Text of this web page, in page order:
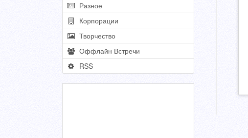
Разное
Корпорации
Творчество
Оффлайн Встречи
RSS